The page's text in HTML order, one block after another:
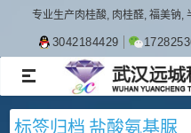
专业生产肉桂酸, 肉桂醛, 福美钠,
3042184429
TOGGLE
NAVIGATION
标签归档 盐酸氨基脲